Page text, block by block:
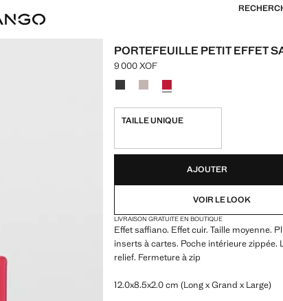
PORTEFEUILLE PETIT EFFET
Prix actuel [9 000 XOF ]
9 000 XOF
Choisissez une couleur
TAILLE UNIQUE
AJOUTER
VOIR LE LOOK
LIVRAISON GRATUITE EN BOUTIQUE
Effet saffiano. Effet cuir. Taille moyenne.
inserts à cartes. Poche intérieure zippée.
relief. Fermeture à zip
12.0x8.5x2.0 cm (Long x Grand x Large)